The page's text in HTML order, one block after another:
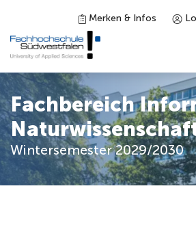
Merken & Infos
Studieninteressierte
Studienangebot
Studierende
Fachbereich
Wintersemester 2029/2030